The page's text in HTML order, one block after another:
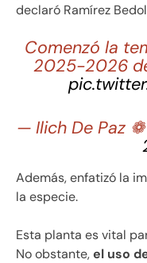
declaró Ramírez
Comenzó la
2025-2026
— Ilich De Paz ❁
Además, enfatizó la
la especie.
Esta planta es vital
No obstante,el uso